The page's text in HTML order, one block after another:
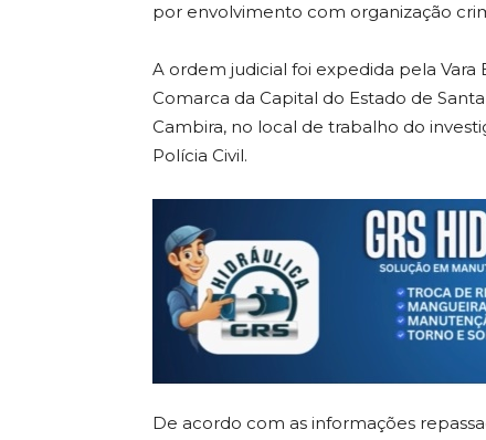
por envolvimento com organização
A ordem judicial foi expedida pela Vara
Comarca da Capital do Estado de
Cambira, no local de trabalho do
Polícia Civil.
De acordo com as informações